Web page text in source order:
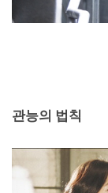
관능의 법칙